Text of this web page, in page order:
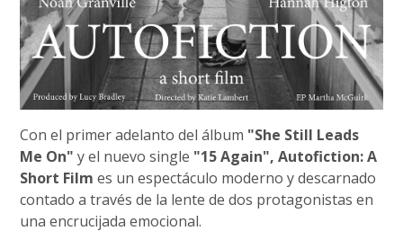
Con el primer adelanto del álbum "She Still Leads
Me On" y el nuevo single "15 Again", Autofiction: A
Short Film es un espectáculo moderno y descarnado
contado a través de la lente de dos protagonistas en
una encrucijada emocional.